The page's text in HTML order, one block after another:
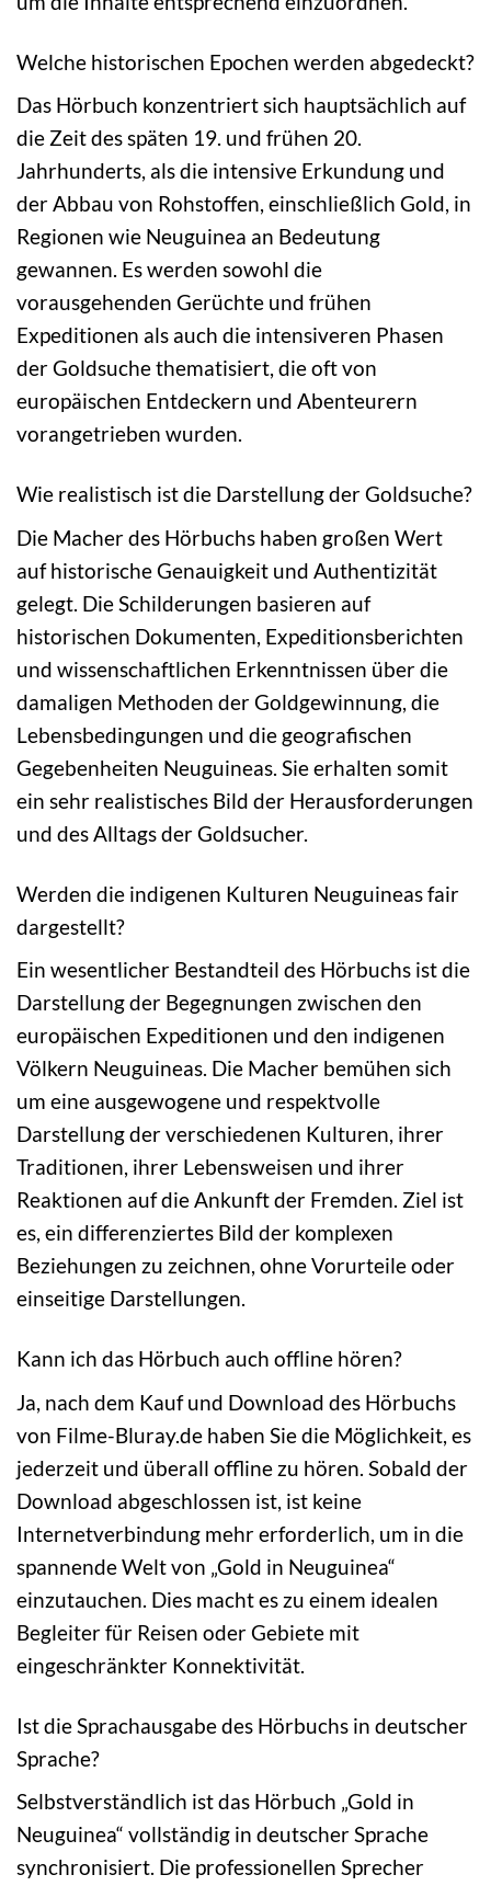
Welche historischen Epochen werden abgedeckt?
Das Hörbuch konzentriert sich hauptsächlich auf
die Zeit des späten 19. und frühen 20.
Jahrhunderts, als die intensive Erkundung und
der Abbau von Rohstoffen, einschließlich Gold, in
Regionen wie Neuguinea an Bedeutung
gewannen. Es werden sowohl die
vorausgehenden Gerüchte und frühen
Expeditionen als auch die intensiveren Phasen
der Goldsuche thematisiert, die oft von
europäischen Entdeckern und Abenteurern
vorangetrieben wurden.
Wie realistisch ist die Darstellung der Goldsuche?
Die Macher des Hörbuchs haben großen Wert
auf historische Genauigkeit und Authentizität
gelegt. Die Schilderungen basieren auf
historischen Dokumenten, Expeditionsberichten
und wissenschaftlichen Erkenntnissen über die
damaligen Methoden der Goldgewinnung, die
Lebensbedingungen und die geografischen
Gegebenheiten Neuguineas. Sie erhalten somit
ein sehr realistisches Bild der Herausforderungen
und des Alltags der Goldsucher.
Werden die indigenen Kulturen Neuguineas fair
dargestellt?
Ein wesentlicher Bestandteil des Hörbuchs ist die
Darstellung der Begegnungen zwischen den
europäischen Expeditionen und den indigenen
Völkern Neuguineas. Die Macher bemühen sich
um eine ausgewogene und respektvolle
Darstellung der verschiedenen Kulturen, ihrer
Traditionen, ihrer Lebensweisen und ihrer
Reaktionen auf die Ankunft der Fremden. Ziel ist
es, ein differenziertes Bild der komplexen
Beziehungen zu zeichnen, ohne Vorurteile oder
einseitige Darstellungen.
Kann ich das Hörbuch auch offline hören?
Ja, nach dem Kauf und Download des Hörbuchs
von Filme-Bluray.de haben Sie die Möglichkeit, es
jederzeit und überall offline zu hören. Sobald der
Download abgeschlossen ist, ist keine
Internetverbindung mehr erforderlich, um in die
spannende Welt von „Gold in Neuguinea“
einzutauchen. Dies macht es zu einem idealen
Begleiter für Reisen oder Gebiete mit
eingeschränkter Konnektivität.
Ist die Sprachausgabe des Hörbuchs in deutscher
Sprache?
Selbstverständlich ist das Hörbuch „Gold in
Neuguinea“ vollständig in deutscher Sprache
synchronisiert. Die professionellen Sprecher